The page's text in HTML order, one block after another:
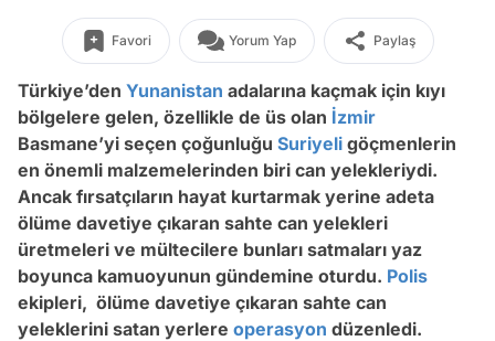
Favori Yorum Yap Paylaş
Türkiye’den Yunanistan adalarına kaçmak için kıyı
bölgelere gelen, özellikle de üs olan İzmir
Basmane’yi seçen çoğunluğu Suriyeli göçmenlerin
en önemli malzemelerinden biri can yelekleriydi.
Ancak fırsatçıların hayat kurtarmak yerine adeta
ölüme davetiye çıkaran sahte can yelekleri
üretmeleri ve mültecilere bunları satmaları yaz
boyunca kamuoyunun gündemine oturdu. Polis
ekipleri, ölüme davetiye çıkaran sahte can
yeleklerini satan yerlere operasyon düzenledi.